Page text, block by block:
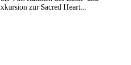
zur Sacred Heart...